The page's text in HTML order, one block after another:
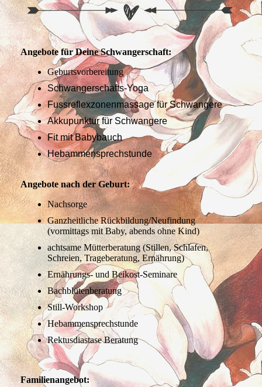
Angebote für Deine Schwangerschaft:
Geburtsvorbereitung
Schwangerschafts-Yoga
Fussreflexzonenmassage für Schwangere
Akkupunktur für Schwangere
Fit mit Babybauch
Hebammensprechstunde
Angebote nach der Geburt:
Nachsorge
Ganzheitliche Rückbildung/Neufindung
(vormittags mit Baby, abends ohne Kind)
achtsame Mütterberatung (Stillen, Schlafen,
Schreien, Trageberatung, Ernährung)
Ernährungs- und Beikost-Seminare
Bachblütenberatung
Still-Workshop
Hebammensprechstunde
Rektusdiastase Beratung
Familienangebot: